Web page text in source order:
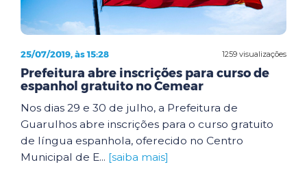
1259 visualizações
25/07/2019, às 15:28
Prefeitura abre inscrições para curso de
espanhol gratuito no Cemear
Nos dias 29 e 30 de julho, a Prefeitura de
Guarulhos abre inscrições para o curso gratuito
de língua espanhola, oferecido no Centro
Municipal de E... [saiba mais]